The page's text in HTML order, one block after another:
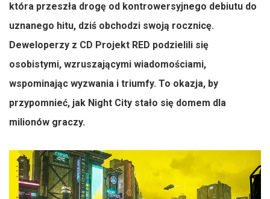
która przeszła drogę od kontrowersyjnego debiutu do
uznanego hitu, dziś obchodzi swoją rocznicę.
Deweloperzy z CD Projekt RED podzielili się
osobistymi, wzruszającymi wiadomościami,
wspominając wyzwania i triumfy. To okazja, by
przypomnieć, jak Night City stało się domem dla
milionów graczy.